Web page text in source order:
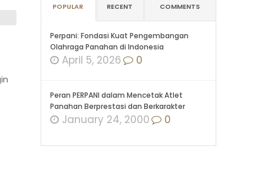
POPULAR RECENT COMMENTS
Perpani: Fondasi Kuat Pengembangan
Olahraga Panahan di Indonesia
April 5, 2026 0
Peran PERPANI dalam Mencetak Atlet
Panahan Berprestasi dan Berkarakter
January 24, 2000 0